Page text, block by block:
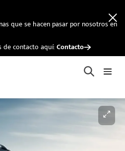
que se hacen pasar por nosotros en
de contacto aquí:Contacto